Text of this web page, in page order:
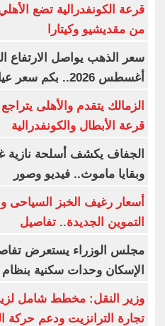
قرعة الكونفدرالية تضع
من مقديشيو وكيتارا
أغسطس 2026.. بكم سعر عيار 21؟
الزمالك يتقدم والأهلى
قرعة الأبطال والكونفدرالية
الجفاف يكشف أسلحة نازية
وبقايا ماموث.. فيديو وصور
أسعار رغيف الخبز السياحى
التموين الجديدة.. تفاصيل
مجلس الوزراء يستعرض
الإسكان وحدات سكنية بنظام
وزير النقل: مخطط شامل
تجارة الترانزيت ودعم حركة